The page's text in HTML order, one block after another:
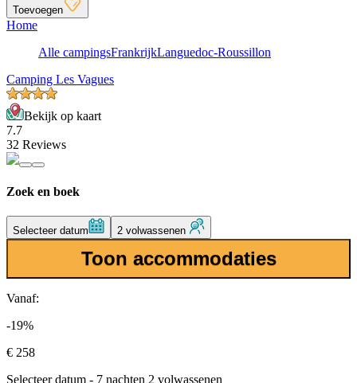
Toevoegen
Home
Alle campingsFrankrijkLanguedoc-Roussillon
Camping Les Vagues
Bekijk op kaart
7.7
32 Reviews
Zoek en boek
Selecteer datum 2 volwassenen
Toon accommodaties
Vanaf:
-19%
€ 258
Selecteer datum - 7 nachten 2 volwassenen